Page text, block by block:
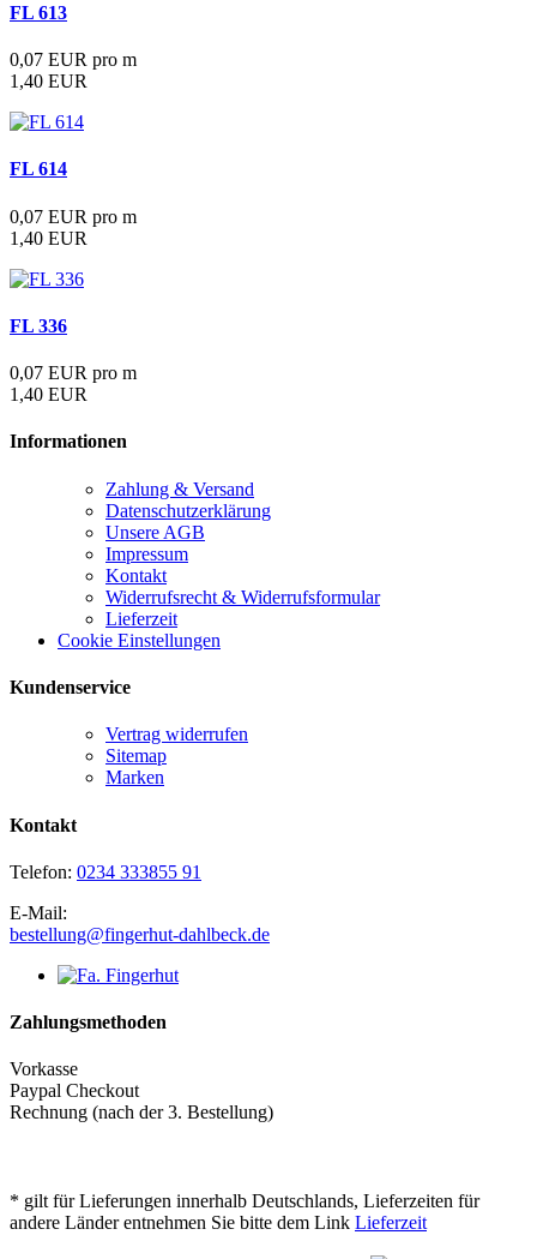
FL 613
0,07 EUR pro m
1,40 EUR
FL 614
0,07 EUR pro m
1,40 EUR
FL 336
0,07 EUR pro m
1,40 EUR
Informationen
Zahlung & Versand
Datenschutzerklärung
Unsere AGB
Impressum
Kontakt
Widerrufsrecht & Widerrufsformular
Lieferzeit
Cookie Einstellungen
Kundenservice
Vertrag widerrufen
Sitemap
Marken
Kontakt
Telefon: 0234 333855 91
E-Mail:
bestellung@fingerhut-dahlbeck.de
Zahlungsmethoden
Vorkasse
Paypal Checkout
Rechnung (nach der 3. Bestellung)
* gilt für Lieferungen innerhalb Deutschlands, Lieferzeiten für
andere Länder entnehmen Sie bitte dem Link Lieferzeit